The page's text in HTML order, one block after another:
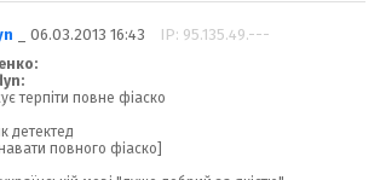
_ 06.03.2013 16:43 IP: 95.135.49.---
терпіти повне фіаско
детектед
повного фіаско]